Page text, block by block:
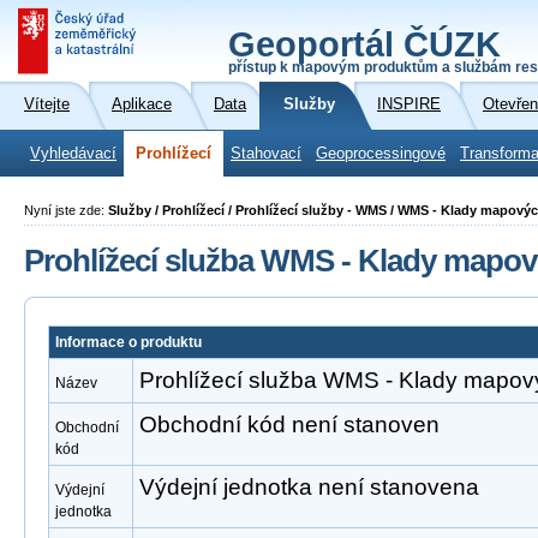
Geoportál ČÚZK
přístup k mapovým produktům a službám
Vítejte Aplikace Data Služby INSPIRE
Vyhledávací Prohlížecí Stahovací Geoprocessingové
Nyní jste zde: Služby / Prohlížecí / Prohlížecí služby - WMS / WMS - Klady
Prohlížecí služba WMS - Klady
Informace o produktu
Název Prohlížecí služba WMS - Klady
Obchodní
kód
Obchodní kód není stanoven
Výdejní
jednotka
Výdejní jednotka není stanovena